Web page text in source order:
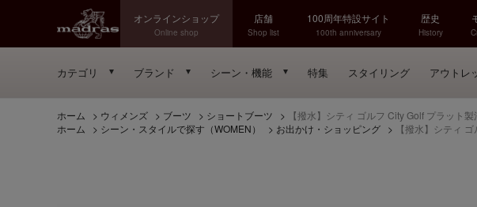
オンラインショップ
Online shop
店舗
Shop list
100周年特設サイト
100th anniversary
歴史
History
カテゴリ ブランド シーン・機能 特集 スタイリング アウトレ
ホーム > ウィメンズ > ブーツ > ショートブーツ >
【撥水】シティ ゴルフ City Golf プラッ
ホーム
> シーン・スタイルで探す（WOMEN） > お出かけ・ショッピング > 【撥水】シティ